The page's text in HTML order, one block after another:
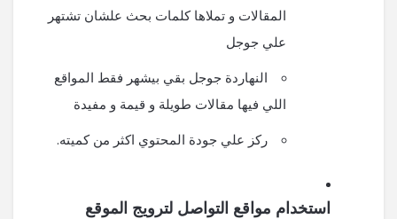
المقالات و تملاها كلمات بحث علشان تشتهر
علي جوجل
النهاردة جوجل بقي بيشهر فقط المواقع
اللي فيها مقالات طويلة و قيمة و مفيدة
ركز علي جودة المحتوي اكثر من كميته.
استخدام مواقع التواصل لترويج الموقع